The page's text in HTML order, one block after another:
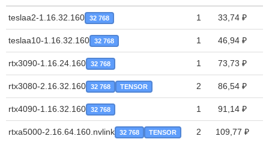
teslaa2-1.16.32.160 32 768 1 33,74 ₽
teslaa10-1.16.32.160 32 768 1 46,94 ₽
rtx3090-1.16.24.160 32 768 1 73,73 ₽
rtx3080-2.16.32.160 32 768 TENSOR 2 86,54 ₽
rtx4090-1.16.32.160 32 768 1 91,14 ₽
rtxa5000-2.16.64.160.nvlink 32 768 TENSOR 2 109,77 ₽